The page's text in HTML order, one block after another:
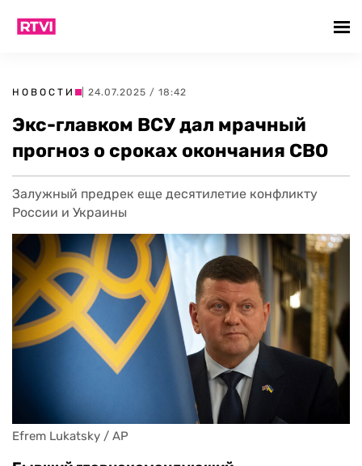
НОВОСТИ | 24.07.2025 / 18:42
Экс-главком ВСУ дал мрачный
прогноз о сроках окончания СВО
Залужный предрек еще десятилетие конфликту
России и Украины
Efrem Lukatsky / AP